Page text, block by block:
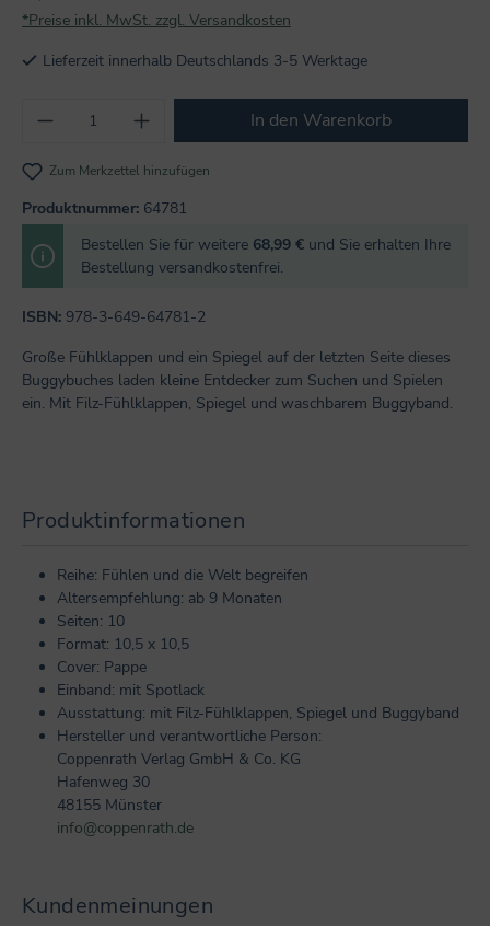
*Preise inkl. MwSt. zzgl. Versandkosten
Lieferzeit innerhalb Deutschlands 3-5 Werktage
Produkt Anzahl: Gib den gewünschten
In den Warenkorb
Zum Merkzettel hinzufügen
Produktnummer: 64781
Bestellen Sie für weitere 68,99 € und Sie erhalten Ihre
Bestellung versandkostenfrei.
ISBN: 978-3-649-64781-2
Große Fühlklappen und ein Spiegel auf der letzten Seite dieses
Buggybuches laden kleine Entdecker zum Suchen und Spielen
ein. Mit Filz-Fühlklappen, Spiegel und waschbarem Buggyband.
Produktinformationen
Reihe: Fühlen und die Welt begreifen
Altersempfehlung: ab 9 Monaten
Seiten: 10
Format: 10,5 x 10,5
Cover: Pappe
Einband: mit Spotlack
Ausstattung: mit Filz-Fühlklappen, Spiegel und Buggyband
Hersteller und verantwortliche Person:
Coppenrath Verlag GmbH & Co. KG
Hafenweg 30
48155 Münster
info@coppenrath.de
Kundenmeinungen